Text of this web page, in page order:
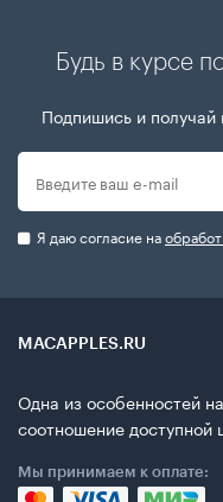
Будь в курсе
Подпишись и
Я даю согласие на
MACAPPLES.RU
Одна из особенностей
соотношение доступной
Мы принимаем к оплате: